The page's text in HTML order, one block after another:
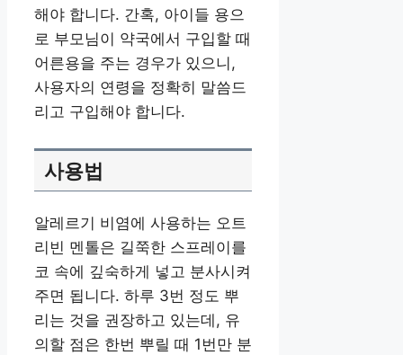
해야 합니다. 간혹, 아이들 용으
로 부모님이 약국에서 구입할 때
어른용을 주는 경우가 있으니,
사용자의 연령을 정확히 말씀드
리고 구입해야 합니다.
사용법
알레르기 비염에 사용하는 오트
리빈 멘톨은 길쭉한 스프레이를
코 속에 깊숙하게 넣고 분사시켜
주면 됩니다. 하루 3번 정도 뿌
리는 것을 권장하고 있는데, 유
의할 점은 한번 뿌릴 때 1번만 분